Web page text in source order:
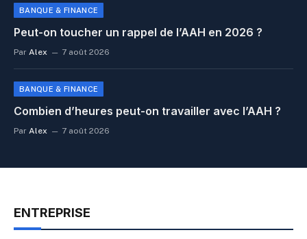
BANQUE & FINANCE
Peut-on toucher un rappel de l’AAH en 2026 ?
Par Alex 7 août 2026
BANQUE & FINANCE
Combien d’heures peut-on travailler avec l’AAH ?
Par Alex 7 août 2026
ENTREPRISE